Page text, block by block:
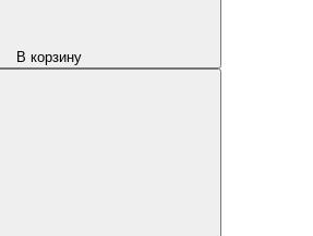
В корзину